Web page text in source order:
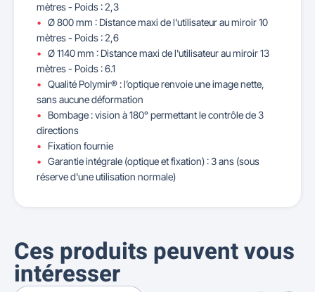
mètres - Poids : 2,3
Ø 800 mm : Distance maxi de l'utilisateur au miroir 10
mètres - Poids : 2,6
Ø 1140 mm : Distance maxi de l'utilisateur au miroir 13
mètres - Poids : 6.1
Qualité Polymir® : l’optique renvoie une image nette,
sans aucune déformation
Bombage : vision à 180° permettant le contrôle de 3
directions
Fixation fournie
Garantie intégrale (optique et fixation) : 3 ans (sous
réserve d'une utilisation normale)
Ces produits peuvent vous
intéresser